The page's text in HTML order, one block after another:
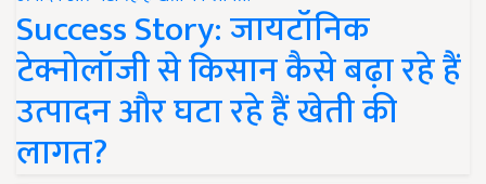
Success Story: जायटॉनिक
टेक्नोलॉजी से किसान कैसे बढ़ा रहे हैं
उत्पादन और घटा रहे हैं खेती की
लागत?